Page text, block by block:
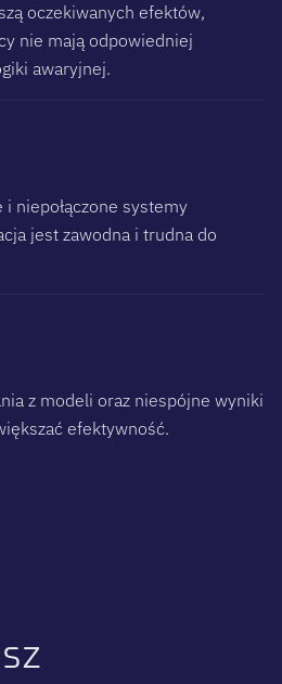
oczekiwanych efektów,
nie mają odpowiedniej
awaryjnej.
niepołączone systemy
jest zawodna i trudna do
z modeli oraz niespójne wyniki
efektywność.
sz